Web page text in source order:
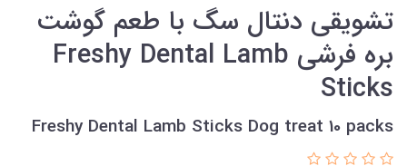
تشویقی دنتال سگ با طعم گوشت
بره فرشی Freshy Dental Lamb
Sticks
Freshy Dental Lamb Sticks Dog treat 10 packs